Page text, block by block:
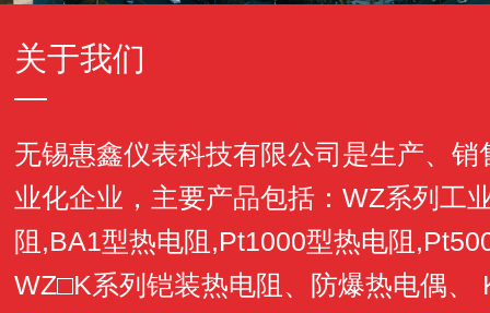
关于我们
无锡惠鑫仪表科技有限公司是生产、销
业化企业，主要产品包括：WZ系列工
阻,BA1型热电阻,Pt1000型热电阻
WZ□K系列铠装热电阻、防爆热电偶、